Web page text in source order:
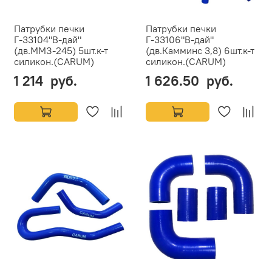
Патрубки печки
Г-33104"В-дай"
(дв.ММЗ-245) 5шт.к-т
силикон.(CARUM)
1 214 руб.
Патрубки печки
Г-33106"В-дай"
(дв.Камминс 3,8) 6шт.к-т
силикон.(CARUM)
1 626.50 руб.